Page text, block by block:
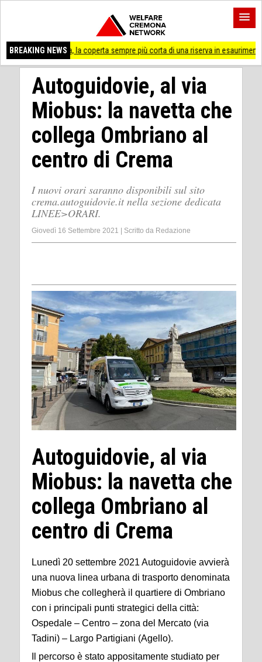
BREAKING NEWS
la coperta sempre più corta di una riserva in esaurimento Cremona
Autoguidovie, al via
Miobus: la navetta che
collega Ombriano al
centro di Crema
I nuovi orari saranno disponibili sul sito
crema.autoguidovie.it nella sezione dedicata
LINEE>ORARI.
Giovedì 16 Settembre 2021 Scritto da Redazione
Autoguidovie, al via
Miobus: la navetta che
collega Ombriano al
centro di Crema
Lunedì 20 settembre 2021 Autoguidovie avvierà
una nuova linea urbana di trasporto denominata
Miobus che collegherà il quartiere di Ombriano
con i principali punti strategici della città:
Ospedale – Centro – zona del Mercato (via
Tadini) – Largo Partigiani (Agello).
Il percorso è stato appositamente studiato per